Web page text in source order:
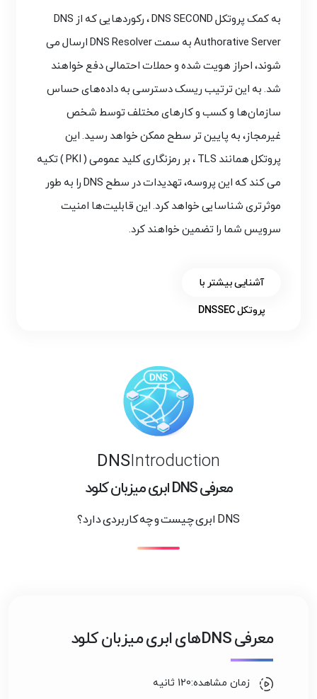
به کمک پروتکل DNS SECOND ، رکوردهایی که از DNS
Authorative Server به سمت DNS Resolver ارسال می
شوند، احراز هویت شده و حملات احتمالی دفع خواهند
شد. به این ترتیب ریسک دسترسی به داده‌های حساس
سازمان‌ها و کسب و کارهای مختلف توسط شخص
غیرمجاز، به پایین تر سطح ممکن خواهد رسید. این
پروتکل همانند TLS ، بر رمزنگاری کلید عمومی ( PKI ) تکیه
می کند که این پروسه، تهدیدات در سطح DNS را به طور
موثرتری شناسایی خواهد کرد. این قابلیت‌ها امنیت
سرویس شما را تضمین خواهند کرد.
آشنایی بیشتر با
پروتکل DNSSEC
DNSIntroduction
معرفی DNS ابری میزبان کلود
DNS ابری چیست و چه کاربردی دارد؟
معرفی DNS‌های ابری میزبان کلود
زمان مشاهده:120 ثانیه